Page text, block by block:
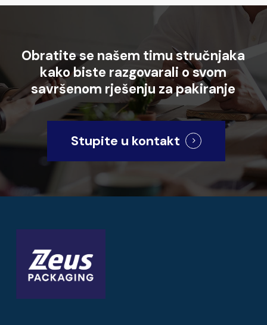
Obratitese našem timu stručnjaka
kakobiste razgovarali osvom
savršenom rješenju zapakiranje
Stupite u kontakt